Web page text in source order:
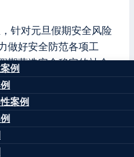
例
案例
针对元旦假期安全风险
做好安全防范各项工
期营造安全稳定的社会
国安全形势总体平稳，
故和自然灾害。
期安全防范和应急值守
委书记、部长王祥喜主
题安排部署。节日期